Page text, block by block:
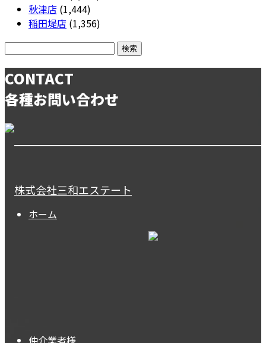
秋津店 (1,444)
稲田堤店 (1,356)
CONTACT
各種お問い合わせ
株式会社三和エステート
ホーム
仲介業者様